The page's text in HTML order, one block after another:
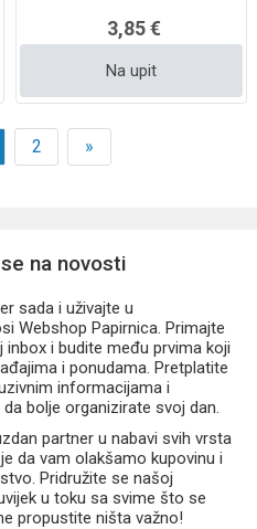
3,85 €
Na upit
2 »
na novosti
sada i uživajte u
Webshop Papirnica. Primajte
i budite među prvima koji
i ponudama. Pretplatite
informacijama i
bolje organizirate svoj dan.
partner u nabavi svih vrsta
da vam olakšamo kupovinu i
Pridružite se našoj
u toku sa svime što se
propustite ništa važno!